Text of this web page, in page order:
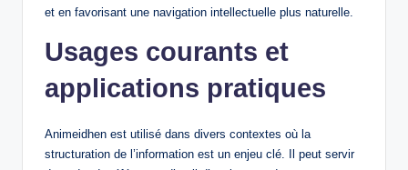
et en favorisant une navigation intellectuelle plus naturelle.
Usages courants et
applications pratiques
Animeidhen est utilisé dans divers contextes où la
structuration de l’information est un enjeu clé. Il peut servir